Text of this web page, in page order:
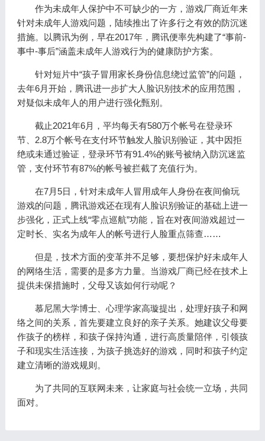
作为未成年人保护中不可缺少的一方，游戏厂商近年来
针对未成年人游戏问题，陆续推出了许多行之有效的防沉迷
措施。以腾讯为例，早在2017年，腾讯便率先构建了“事前-
事中-事后”涵盖未成年人游戏行为的健康防护方案。
针对短片中“孩子冒用家长身份信息绕过监管”的问题，
去年6月开始，腾讯进一步扩大人脸识别技术的应用范围，
对疑似未成年人的用户进行强化甄别。
截止2021年6月，平均每天有580万个帐号在登录环
节、2.8万个帐号在支付环节触发人脸识别验证，其中因拒
绝或未通过验证，登录环节有91.4%的账号被纳入防沉迷监
管，支付环节有87%的帐号被拦截了充值行为。
在7月5日，针对未成年人冒用成年人身份在夜间偷玩
游戏的问题，腾讯游戏还在现有人脸识别验证的基础上进一
步强化，正式上线“零点巡航”功能，旨在对夜间游戏超过一
定时长、实名为成年人的帐号进行人脸重点筛查……
但是，技术方面的变革并不足够，要想保护好未成年人
的网络生活，需要的是多方力量。当游戏厂商已经在技术上
提供未保措施时，父母又该如何行动呢？
慕尼黑大学博士、心理学家高璇提出，处理好孩子和网
络之间的关系，首先要建立良好的亲子关系。她建议父母要
作孩子的榜样，和孩子保持沟通，进行高质量陪伴，引领孩
子和现实生活连接，为孩子挑选好的游戏，同时和孩子约定
建立清晰的游戏规则。
为了共同的互联网未来，让家庭与社会统一立场，共同
面对。